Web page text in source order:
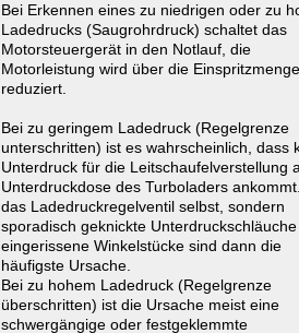
Bei Erkennen eines zu niedrigen oder zu
Ladedrucks (Saugrohrdruck) schaltet das
Motorsteuergerät in den Notlauf, die
Motorleistung wird über die
reduziert.
Bei zu geringem Ladedruck (Regelgrenze
unterschritten) ist es wahrscheinlich, dass
Unterdruck für die Leitschaufelverstellung
Unterdruckdose des Turboladers
das Ladedruckregelventil selbst, sondern
sporadisch geknickte
eingerissene Winkelstücke sind dann die
häufigste Ursache.
Bei zu hohem Ladedruck (Regelgrenze
überschritten) ist die Ursache meist eine
schwergängige oder festgeklemmte